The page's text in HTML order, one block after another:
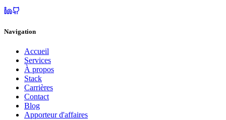
Navigation
Accueil
Services
À propos
Stack
Carrières
Contact
Blog
Apporteur d'affaires